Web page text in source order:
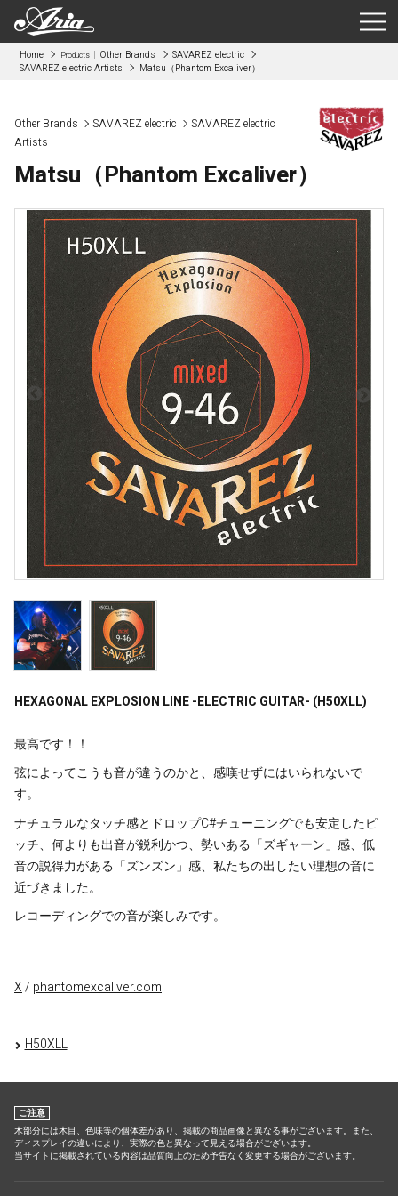
Home Products Other Brands
SAVAREZ electric
SAVAREZ electric Artists
Matsu（Phantom Excaliver）
Other Brands SAVAREZ electric
SAVAREZ electric
Artists
Matsu（Phantom Excaliver）
HEXAGONAL EXPLOSION LINE -ELECTRIC GUITAR- (H50XLL)
最高です！！
弦によってこうも音が違うのかと、感嘆せずにはいられないで
す。
ナチュラルなタッチ感とドロップC#チューニングでも安定したピ
ッチ、何よりも出音が鋭利かつ、勢いある「ズギャーン」感、低
音の説得力がある「ズンズン」感、私たちの出したい理想の音に
近づきました。
レコーディングでの音が楽しみです。
X/ phantomexcaliver.com
H50XLL
ご注意
木部分には木目、色味等の個体差があり、掲載の商品画像と異なる事がございます。また、
ディスプレイの違いにより、実際の色と異なって見える場合がございます。
当サイトに掲載されている内容は品質向上のため予告なく変更する場合がございます。